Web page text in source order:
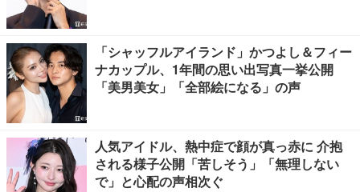
「シャッフルアイランド」かつよし＆フィー
ナカップル、1年間の思い出写真一挙公開
「美男美女」「全部絵になる」の声
人気アイドル、熱中症で顔が真っ赤に 介抱
される様子公開「苦しそう」「無理しない
で」と心配の声相次ぐ